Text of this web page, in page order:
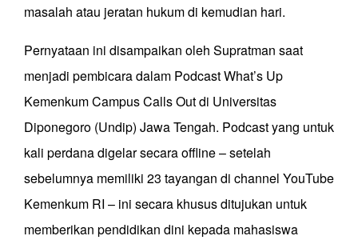
masalah atau jeratan hukum di kemudian hari.
Pernyataan ini disampaikan oleh Supratman saat
menjadi pembicara dalam Podcast What’s Up
Kemenkum Campus Calls Out di Universitas
Diponegoro (Undip) Jawa Tengah. Podcast yang untuk
kali perdana digelar secara offline – setelah
sebelumnya memiliki 23 tayangan di channel YouTube
Kemenkum RI – ini secara khusus ditujukan untuk
memberikan pendidikan dini kepada mahasiswa